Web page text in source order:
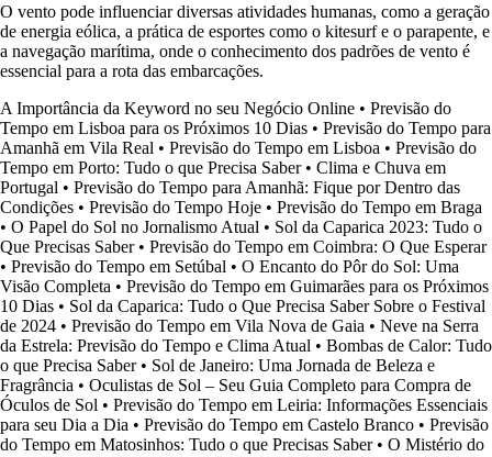
O vento pode influenciar diversas atividades humanas, como a geração
de energia eólica, a prática de esportes como o kitesurf e o parapente, e
a navegação marítima, onde o conhecimento dos padrões de vento é
essencial para a rota das embarcações.
A Importância da Keyword no seu Negócio Online • Previsão do
Tempo em Lisboa para os Próximos 10 Dias • Previsão do Tempo para
Amanhã em Vila Real • Previsão do Tempo em Lisboa • Previsão do
Tempo em Porto: Tudo o que Precisa Saber• Clima e Chuva em
Portugal • Previsão do Tempo para Amanhã: Fique por Dentro das
Condições • Previsão do Tempo Hoje • Previsão do Tempo em Braga
• O Papel do Sol no Jornalismo Atual • Sol da Caparica 2023: Tudo o
Que Precisas Saber• Previsão do Tempo em Coimbra: O Que Esperar
• Previsão do Tempo em Setúbal • O Encanto do Pôr do Sol: Uma
Visão Completa • Previsão do Tempo em Guimarães para os Próximos
10 Dias • Sol da Caparica: Tudo o Que Precisa Saber Sobre o Festival
de 2024 • Previsão do Tempo em Vila Nova de Gaia • Neve na Serra
da Estrela: Previsão do Tempo e Clima Atual • Bombas de Calor: Tudo
o que Precisa Saber• Sol de Janeiro: Uma Jornada de Beleza e
Fragrância • Oculistas de Sol – Seu Guia Completo para Compra de
Óculos de Sol • Previsão do Tempo em Leiria: Informações Essenciais
para seu Dia a Dia • Previsão do Tempo em Castelo Branco • Previsão
do Tempo em Matosinhos: Tudo o que Precisas Saber• O Mistério do